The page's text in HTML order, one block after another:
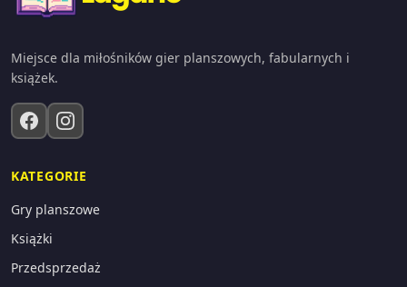
Miejsce dla miłośników gier planszowych, fabularnych i
książek.
KATEGORIE
Gry planszowe
Książki
Przedsprzedaż